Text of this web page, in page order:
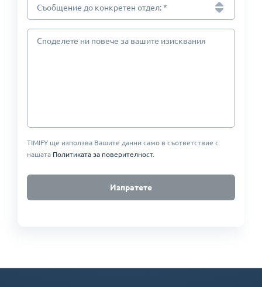
Съобщение до конкретен отдел: *
Cподелете ни повече за вашите изисквания
TIMIFY ще използва Вашите данни само в съответствие с
нашата Политиката за поверителност.
Изпратете